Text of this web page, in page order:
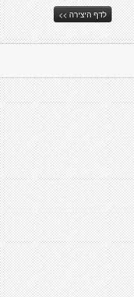
לדף היצירה >>